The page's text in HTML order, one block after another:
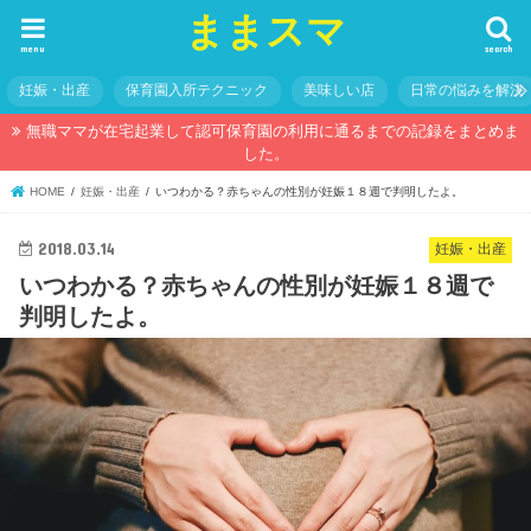
ままスマ search
menu
妊娠・出産 保育園入所テクニック 美味しい店 日常の悩みを解決
無職ママが在宅起業して認可保育園の利用に通るまでの記録をまとめま
した。
HOME 妊娠・出産 いつわかる？赤ちゃんの性別が妊娠１８週で判明したよ。
妊娠・出産
2018.03.14
いつわかる？赤ちゃんの性別が妊娠１８週で
判明したよ。